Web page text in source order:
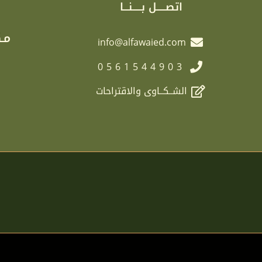
اتصـــــل بـــــنـــا
info@alfawaied.com
0561544903
الشــكــاوى والاقتراحات